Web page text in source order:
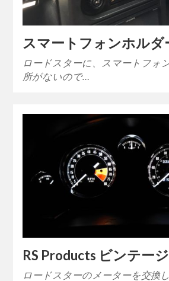
スマートフォンホルダ
ロードスターに、スマートフォ
所がないので…
RS Products ビンテー
ロードスターのメーターを交換